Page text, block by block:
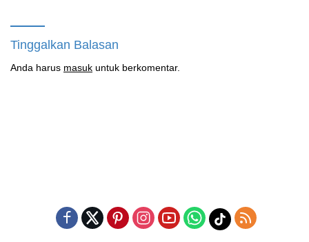
Tinggalkan Balasan
Anda harus masuk untuk berkomentar.